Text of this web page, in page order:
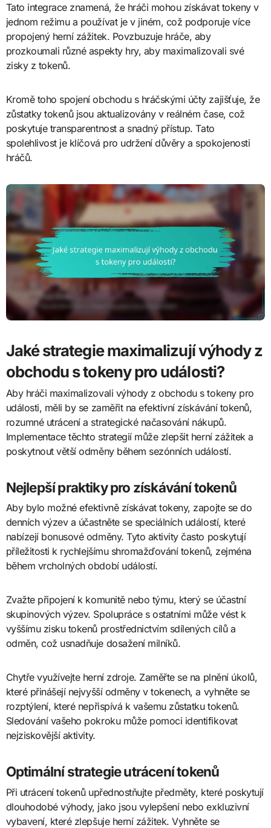
Tato integrace znamená, že hráči mohou získávat tokeny v
jednom režimu a používat je v jiném, což podporuje více
propojený herní zážitek. Povzbuzuje hráče, aby
prozkoumali různé aspekty hry, aby maximalizovali své
zisky z tokenů.
Kromě toho spojení obchodu s hráčskými účty zajišťuje, že
zůstatky tokenů jsou aktualizovány v reálném čase, což
poskytuje transparentnost a snadný přístup. Tato
spolehlivost je klíčová pro udržení důvěry a spokojenosti
hráčů.
Jaké strategie maximalizují výhody z
obchodu s tokeny pro události?
Aby hráči maximalizovali výhody z obchodu s tokeny pro
události, měli by se zaměřit na efektivní získávání tokenů,
rozumné utrácení a strategické načasování nákupů.
Implementace těchto strategií může zlepšit herní zážitek a
poskytnout větší odměny během sezónních událostí.
Nejlepší praktiky pro získávání tokenů
Aby bylo možné efektivně získávat tokeny, zapojte se do
denních výzev a účastněte se speciálních událostí, které
nabízejí bonusové odměny. Tyto aktivity často poskytují
příležitosti k rychlejšímu shromažďování tokenů, zejména
během vrcholných období událostí.
Zvažte připojení k komunitě nebo týmu, který se účastní
skupinových výzev. Spolupráce s ostatními může vést k
vyššímu zisku tokenů prostřednictvím sdílených cílů a
odměn, což usnadňuje dosažení milníků.
Chytře využívejte herní zdroje. Zaměřte se na plnění úkolů,
které přinášejí nejvyšší odměny v tokenech, a vyhněte se
rozptýlení, které nepřispívá k vašemu zůstatku tokenů.
Sledování vašeho pokroku může pomoci identifikovat
nejziskovější aktivity.
Optimální strategie utrácení tokenů
Při utrácení tokenů upřednostňujte předměty, které poskytují
dlouhodobé výhody, jako jsou vylepšení nebo exkluzivní
vybavení, které zlepšuje herní zážitek. Vyhněte se